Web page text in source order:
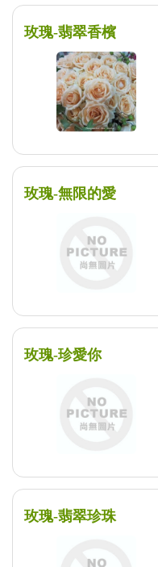
玫瑰-翡翠香檳
玫瑰-無限的愛
玫瑰-珍愛你
玫瑰-翡翠珍珠